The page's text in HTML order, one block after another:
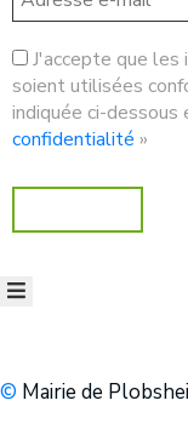
J'accepte que les
soient utilisées
indiquée ci-dessous
confidentialité »
© Mairie de